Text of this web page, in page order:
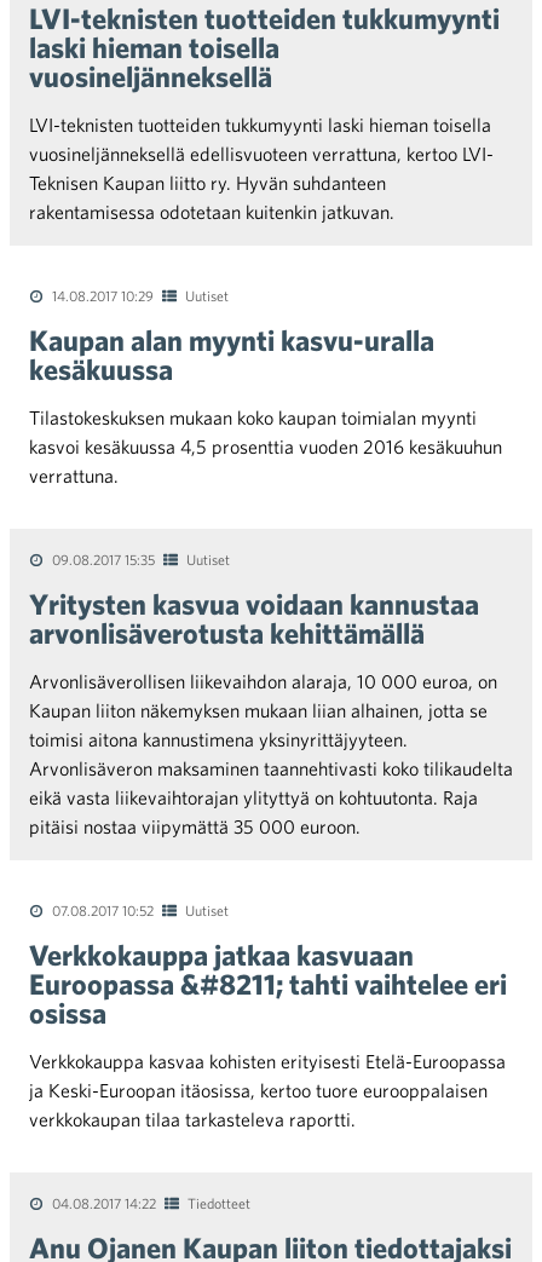
LVI-teknisten tuotteiden tukkumyynti
laski hieman toisella
vuosineljänneksellä
LVI-teknisten tuotteiden tukkumyynti laski hieman toisella
vuosineljänneksellä edellisvuoteen verrattuna, kertoo LVI-
Teknisen Kaupan liitto ry. Hyvän suhdanteen
rakentamisessa odotetaan kuitenkin jatkuvan.
14.08.2017 10:29 Uutiset
Kaupan alan myynti kasvu-uralla
kesäkuussa
Tilastokeskuksen mukaan koko kaupan toimialan myynti
kasvoi kesäkuussa 4,5 prosenttia vuoden 2016 kesäkuuhun
verrattuna.
09.08.2017 15:35 Uutiset
Yritysten kasvua voidaan kannustaa
arvonlisäverotusta kehittämällä
Arvonlisäverollisen liikevaihdon alaraja, 10 000 euroa, on
Kaupan liiton näkemyksen mukaan liian alhainen, jotta se
toimisi aitona kannustimena yksinyrittäjyyteen.
Arvonlisäveron maksaminen taannehtivasti koko tilikaudelta
eikä vasta liikevaihtorajan ylityttyä on kohtuutonta. Raja
pitäisi nostaa viipymättä 35 000 euroon.
07.08.2017 10:52 Uutiset
Verkkokauppa jatkaa kasvuaan
Euroopassa &#8211; tahti vaihtelee eri
osissa
Verkkokauppa kasvaa kohisten erityisesti Etelä-Euroopassa
ja Keski-Euroopan itäosissa, kertoo tuore eurooppalaisen
verkkokaupan tilaa tarkasteleva raportti.
04.08.2017 14:22 Tiedotteet
Anu Ojanen Kaupan liiton tiedottajaksi